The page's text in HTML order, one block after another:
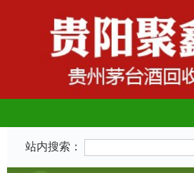
站内搜索：